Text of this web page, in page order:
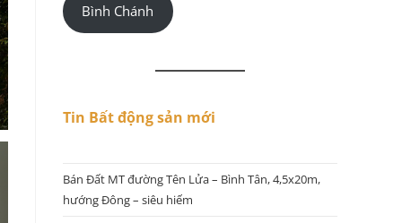
Bình Chánh
Tin Bất động sản mới
Bán Đất MT đường Tên Lửa – Bình Tân, 4,5x20m,
hướng Đông – siêu hiếm